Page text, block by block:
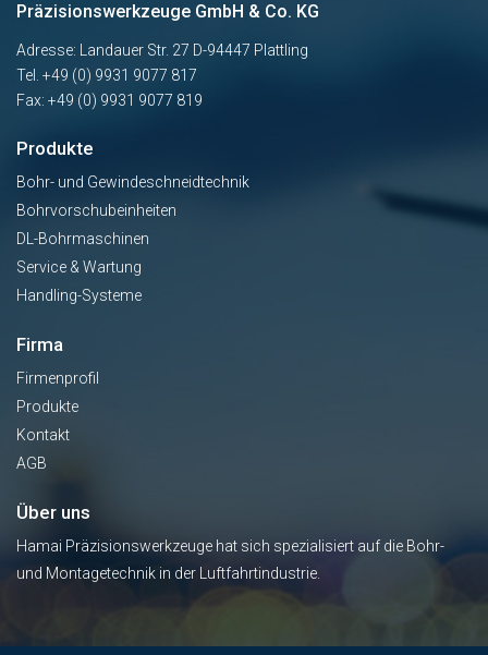
Präzisionswerkzeuge GmbH & Co. KG
Adresse: Landauer Str. 27 D-94447 Plattling
Tel. +49 (0) 9931 9077 817
Fax: +49 (0) 9931 9077 819
Produkte
Bohr- und Gewindeschneidtechnik
Bohrvorschubeinheiten
DL-Bohrmaschinen
Service & Wartung
Handling-Systeme
Firma
Firmenprofil
Produkte
Kontakt
AGB
Über uns
Hamai Präzisionswerkzeuge hat sich spezialisiert auf die Bohr-
und Montagetechnik in der Luftfahrtindustrie.